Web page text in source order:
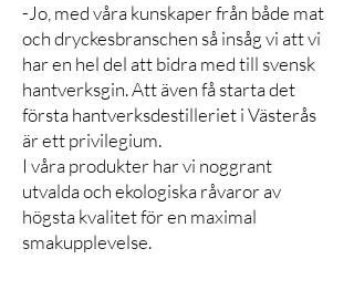
-Jo, med våra kunskaper från både mat
och dryckesbranschen så insåg vi att vi
har en hel del att bidra med till svensk
hantverksgin. Att även få starta det
första hantverksdestilleriet i Västerås
är ett privilegium.
I våra produkter har vi noggrant
utvalda och ekologiska råvaror av
högsta kvalitet för en maximal
smakupplevelse.